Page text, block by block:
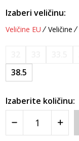
Izaberi veličinu:
Veličine EU Veličine
38.5
Izaberite količinu: